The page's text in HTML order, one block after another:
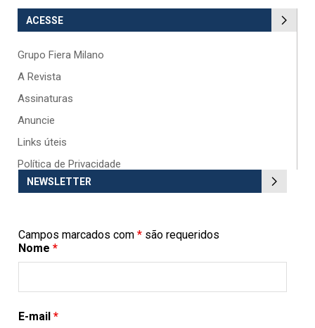
ACESSE
Grupo Fiera Milano
A Revista
Assinaturas
Anuncie
Links úteis
Política de Privacidade
NEWSLETTER
Campos marcados com * são requeridos
Nome *
E-mail *